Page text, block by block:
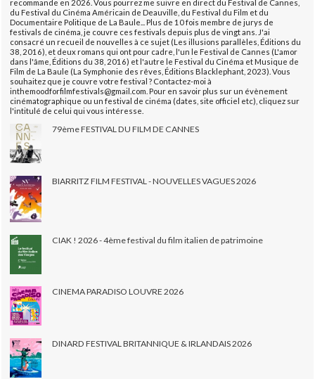
recommande en 2026. Vous pourrez me suivre en direct du Festival de Cannes,
du Festival du Cinéma Américain de Deauville, du Festival du Film et du
Documentaire Politique de La Baule... Plus de 10 fois membre de jurys de
festivals de cinéma, je couvre ces festivals depuis plus de vingt ans. J'ai
consacré un recueil de nouvelles à ce sujet (Les illusions parallèles, Éditions du
38, 2016), et deux romans qui ont pour cadre, l'un le Festival de Cannes (L'amor
dans l'âme, Éditions du 38, 2016) et l'autre le Festival du Cinéma et Musique de
Film de La Baule (La Symphonie des rêves, Éditions Blacklephant, 2023). Vous
souhaitez que je couvre votre festival ? Contactez-moi à
inthemoodforfilmfestivals@gmail.com. Pour en savoir plus sur un évènement
cinématographique ou un festival de cinéma (dates, site officiel etc), cliquez sur
l'intitulé de celui qui vous intéresse.
79ème FESTIVAL DU FILM DE CANNES
BIARRITZ FILM FESTIVAL - NOUVELLES VAGUES 2026
CIAK ! 2026 - 4ème festival du film italien de patrimoine
CINEMA PARADISO LOUVRE 2026
DINARD FESTIVAL BRITANNIQUE & IRLANDAIS 2026